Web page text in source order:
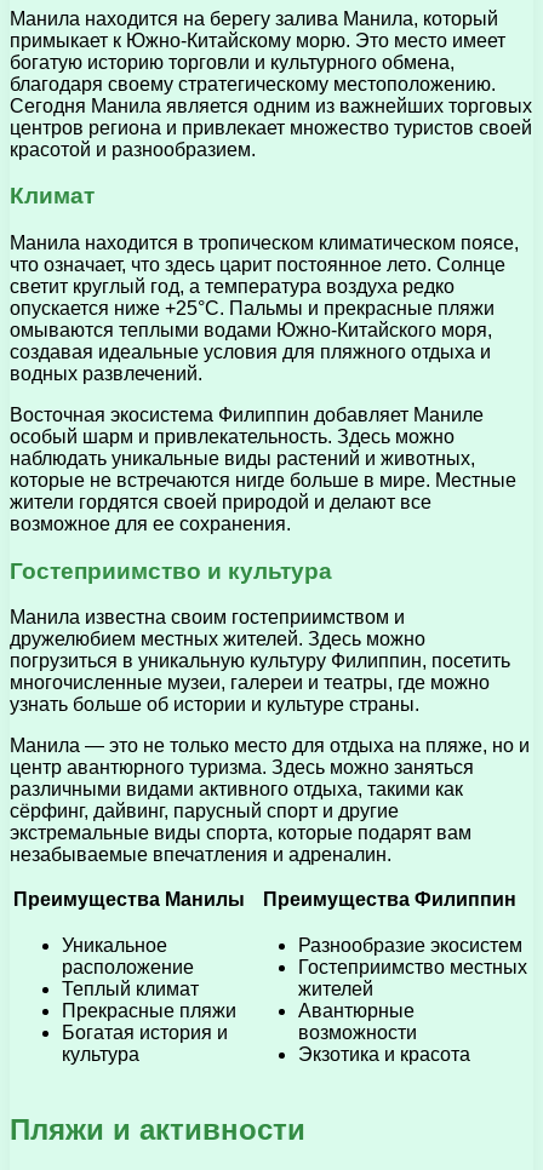
Манила находится на берегу залива Манила, который
примыкает к Южно-Китайскому морю. Это место имеет
богатую историю торговли и культурного обмена,
благодаря своему стратегическому местоположению.
Сегодня Манила является одним из важнейших торговых
центров региона и привлекает множество туристов своей
красотой и разнообразием.
Климат
Манила находится в тропическом климатическом поясе,
что означает, что здесь царит постоянное лето. Солнце
светит круглый год, а температура воздуха редко
опускается ниже +25°C. Пальмы и прекрасные пляжи
омываются теплыми водами Южно-Китайского моря,
создавая идеальные условия для пляжного отдыха и
водных развлечений.
Восточная экосистема Филиппин добавляет Маниле
особый шарм и привлекательность. Здесь можно
наблюдать уникальные виды растений и животных,
которые не встречаются нигде больше в мире. Местные
жители гордятся своей природой и делают все
возможное для ее сохранения.
Гостеприимство и культура
Манила известна своим гостеприимством и
дружелюбием местных жителей. Здесь можно
погрузиться в уникальную культуру Филиппин, посетить
многочисленные музеи, галереи и театры, где можно
узнать больше об истории и культуре страны.
Манила — это не только место для отдыха на пляже, но и
центр авантюрного туризма. Здесь можно заняться
различными видами активного отдыха, такими как
сёрфинг, дайвинг, парусный спорт и другие
экстремальные виды спорта, которые подарят вам
незабываемые впечатления и адреналин.
Преимущества Манилы Преимущества Филиппин
Уникальное
расположение
Теплый климат
Прекрасные пляжи
Богатая история и
культура
Разнообразие экосистем
Гостеприимство местных
жителей
Авантюрные
возможности
Экзотика и красота
Пляжи и активности